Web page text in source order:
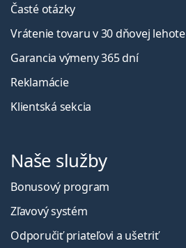
Časté otázky
Vrátenie tovaru v 30 dňovej lehote
Garancia výmeny 365 dní
Reklamácie
Klientská sekcia
Naše služby
Bonusový program
Zľavový systém
Odporučiť priateľovi a ušetriť